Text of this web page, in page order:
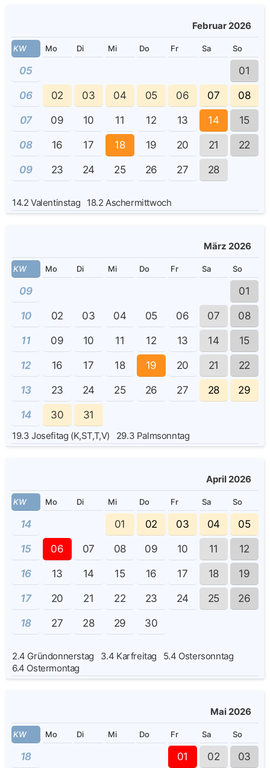
Februar 2026
KW Mo Di Mi Do Fr Sa So
05 01
06 02 03 04 05 06 07 08
07 09 10 11 12 13 14 15
08 16 17 18 19 20 21 22
09 23 24 25 26 27 28
14.2 Valentinstag 18.2 Aschermittwoch
März 2026
KW Mo Di Mi Do Fr Sa So
09 01
10 02 03 04 05 06 07 08
11 09 10 11 12 13 14 15
12 16 17 18 19 20 21 22
13 23 24 25 26 27 28 29
14 30 31
19.3 Josefitag (K,ST,T,V) 29.3 Palmsonntag
April 2026
KW Mo Di Mi Do Fr Sa So
14 01 02 03 04 05
15 06 07 08 09 10 11 12
16 13 14 15 16 17 18 19
17 20 21 22 23 24 25 26
18 27 28 29 30
2.4 Gründonnerstag 3.4 Karfreitag 5.4 Ostersonntag
6.4 Ostermontag
Mai 2026
KW Mo Di Mi Do Fr Sa So
18 01 02 03